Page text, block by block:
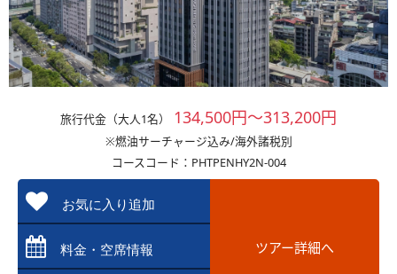
旅行代金（大人1名） 134,500円～313,200円
※燃油サーチャージ込み/海外諸税別
コースコード：PHTPENHY2N-004
お気に入り追加
料金・空席情報 ツアー詳細へ